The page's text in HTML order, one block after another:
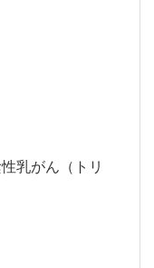
乳がん（トリ